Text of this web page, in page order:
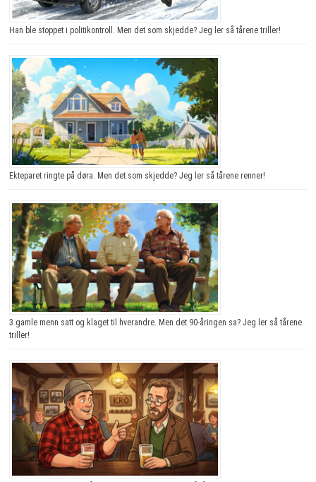
Han ble stoppet i politikontroll. Men det som skjedde? Jeg ler så tårene triller!
Ekteparet ringte på døra. Men det som skjedde? Jeg ler så tårene renner!
3 gamle menn satt og klaget til hverandre. Men det 90-åringen sa? Jeg ler så tårene
triller!